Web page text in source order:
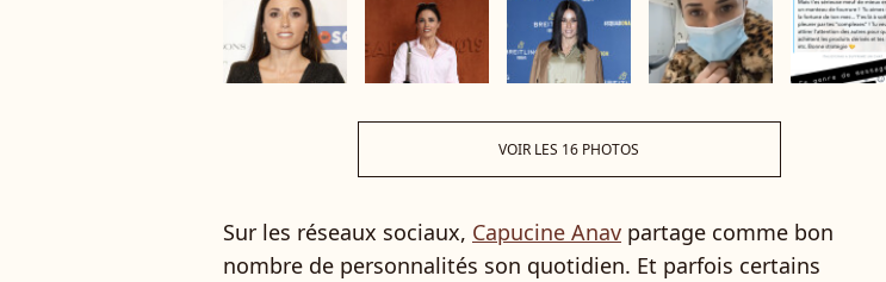
VOIR LES 16 PHOTOS
Sur les réseaux sociaux, Capucine Anav partage comme bon
nombre de personnalités son quotidien. Et parfois certains